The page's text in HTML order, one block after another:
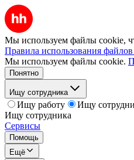
Мы используем файлы cookie,
Правила использования
Мы используем файлы cookie.
Понятно
Ищу сотрудника
Ищу работу
Ищу
Ищу сотрудника
Сервисы
Помощь
Ещё